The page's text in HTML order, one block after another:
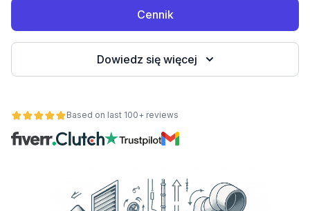
Cennik
Dowiedz się więcej
Based on last 100+ reviews